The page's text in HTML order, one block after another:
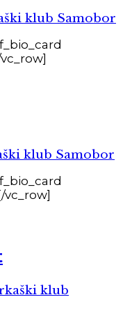
klub Samobor
klub Samobor
vc_row]
klub